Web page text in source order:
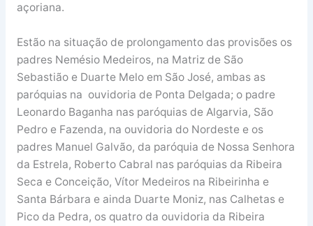
açoriana.
Estão na situação de prolongamento das provisões os
padres Nemésio Medeiros, na Matriz de São
Sebastião e Duarte Melo em São José, ambas as
paróquias na ouvidoria de Ponta Delgada; o padre
Leonardo Baganha nas paróquias de Algarvia, São
Pedro e Fazenda, na ouvidoria do Nordeste e os
padres Manuel Galvão, da paróquia de Nossa Senhora
da Estrela, Roberto Cabral nas paróquias da Ribeira
Seca e Conceição, Vítor Medeiros na Ribeirinha e
Santa Bárbara e ainda Duarte Moniz, nas Calhetas e
Pico da Pedra, os quatro da ouvidoria da Ribeira